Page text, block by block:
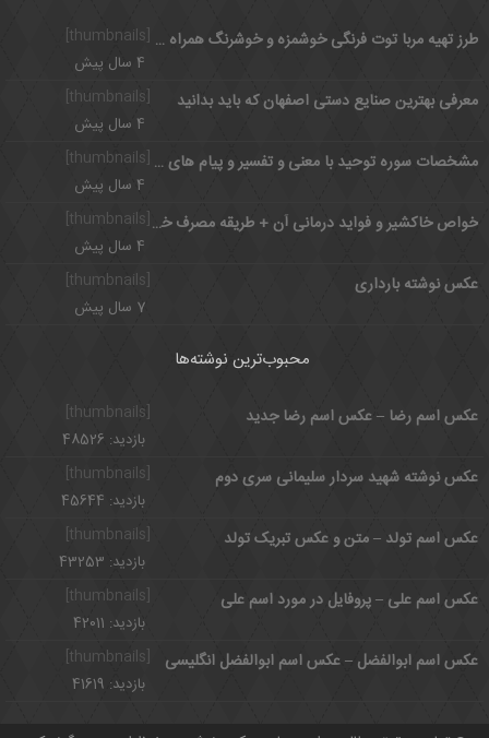
[thumbnails] طرز تهیه مربا توت فرنگی خوشمزه و خوشرنگ همراه نکات مهمی که باید بدانید
4 سال پیش
معرفی بهترین صنایع دستی اصفهان که باید بدانید
4 سال پیش
[thumbnails] مشخصات سوره توحید با معنی و تفسیر و پیام های سوره مبارکه توحید
4 سال پیش
خواص خاکشیر و فواید درمانی آن + طریقه مصرف خاکشیر
4 سال پیش
عکس نوشته بارداری
7 سال پیش
محبوب‌ترین نوشته‌ها
عکس اسم رضا – عکس اسم رضا جدید
بازدید: 48526
[thumbnails]
عکس نوشته شهید سردار سلیمانی سری دوم
بازدید: 45644
عکس اسم تولد – متن و عکس تبریک تولد
بازدید: 43253
عکس اسم علی – پروفایل در مورد اسم علی
بازدید: 42011
عکس اسم ابوالفضل – عکس اسم ابوالفضل انگلیسی
بازدید: 41619